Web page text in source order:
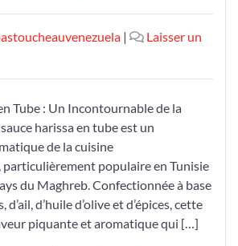
|
Laisser un
Tube : Un Incontournable de la
harissa en tube est un
de la cuisine
populaire en Tunisie
du Maghreb. Confectionnée à base
d’huile d’olive et d’épices, cette
piquante et aromatique qui […]